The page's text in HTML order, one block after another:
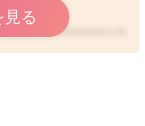
ます。今の時期には
時期にはなります
すよ。
いのかもしれませ
すると、お子さんの
見る
2026/4/28 8:46